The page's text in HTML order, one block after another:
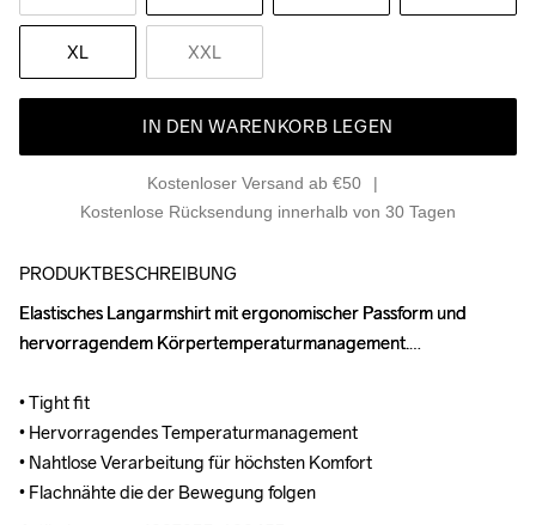
XL XXL
IN DEN WARENKORB LEGEN
Kostenloser Versand ab €50
Kostenlose Rücksendung innerhalb von 30 Tagen
PRODUKTBESCHREIBUNG
Elastisches Langarmshirt mit ergonomischer Passform und
hervorragendem Körpertemperaturmanagement.
• Tight fit
• Hervorragendes Temperaturmanagement
• Nahtlose Verarbeitung für höchsten Komfort
• Flachnähte die der Bewegung folgen
Elastisches Langarmshirt mit ergonomischer Passform und
hervorragendem Körpertemperaturmanagement.
• Tight fit
• Hervorragendes Temperaturmanagement
• Nahtlose Verarbeitung für höchsten Komfort
• Flachnähte die der Bewegung folgen